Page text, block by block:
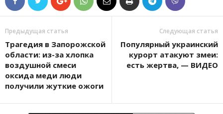
Предыдущая статья
Трагедия в Запорожской
области: из-за хлопка
воздушной смеси
оксида меди люди
получили жуткие ожоги
Следующая статья
Популярный украинский
курорт атакуют змеи:
есть жертва, — ВИДЕО